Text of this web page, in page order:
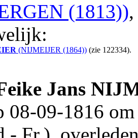
(1813))
(NIJMEIJER (1864)) (zie 122334).
Jans
08-09-1816